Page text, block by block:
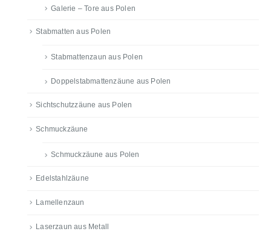
Galerie – Tore aus Polen
Stabmatten aus Polen
Stabmattenzaun aus Polen
Doppelstabmattenzäune aus Polen
Sichtschutzzäune aus Polen
Schmuckzäune
Schmuckzäune aus Polen
Edelstahlzäune
Lamellenzaun
Laserzaun aus Metall